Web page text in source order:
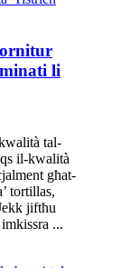
li
tal-
il-kwalità
għat-
tortillas,
jiftħu
...